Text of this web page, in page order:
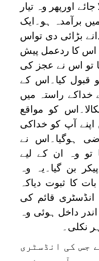
اورپھر وہ تیار
برآمدہ ہو۔ایک
بڑائی دی تواس
اس کا ردعمل پیش
تو اس نے عجز کی
قبول کیا۔اس کے
راستہ میں
کو مواقع
اپنے آپ کو خداکی
ہوگیا۔اس نے
تو وہ ان کے لیے
بن گیا۔یہ وہ
ثبوت دیاکہ
انڈسٹری قائم کی
داخل ہوئی وہ
نکلی۔
جس کی انڈسٹری